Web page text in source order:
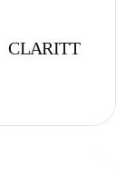
CLARITT